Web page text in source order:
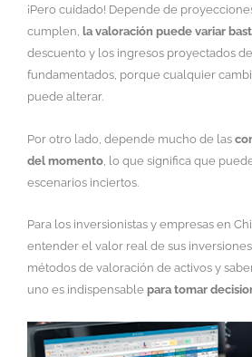
¡Pero cuidado! Depende de
cumplen, la valoración puede variar
descuento y los ingresos proyectados
fundamentados, porque cualquier
puede alterar.
Por otro lado, depende mucho de las
del momento , lo que significa que
escenarios inciertos.
Para los inversionistas y empresas en
entender el valor real de sus
métodos de valoración de activos y
uno es indispensable para tomar